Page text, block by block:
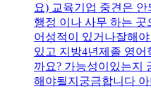
요) 교육기업 중견은
행정 이나 사무 하는
어성적이 있거나잘해
있고 지방4년제졸 영
까요? 가능성이있는지
해야될지궁금합니다